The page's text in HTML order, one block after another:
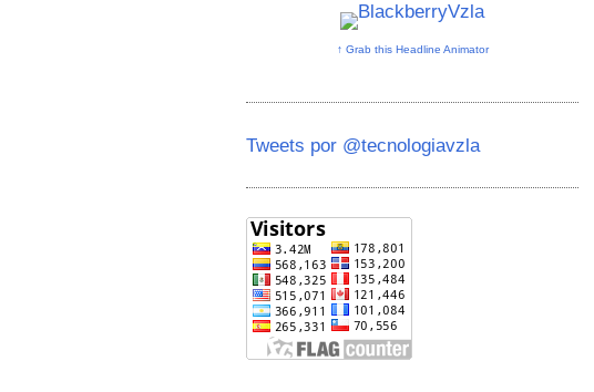
↑ Grab this Headline Animator
Tweets por @tecnologiavzla